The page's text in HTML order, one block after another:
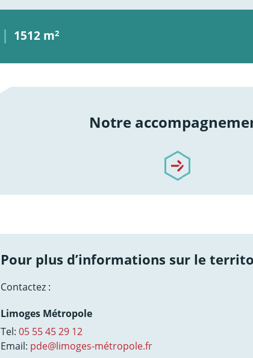
1512 m2
Notre
/notre-accompagnement
Pour plus d’informations sur le
Contactez :
Limoges Métropole
Tel: 05 55 45 29 12
Email: pde@limoges-métropole.fr